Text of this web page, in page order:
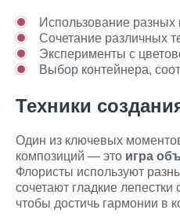
Использование разных
Сочетание различных
Эксперименты с
Выбор контейнера,
Техники
Один из ключевых
композиций — это игра
Флористы используют
сочетают гладкие
чтобы достичь гармонии в